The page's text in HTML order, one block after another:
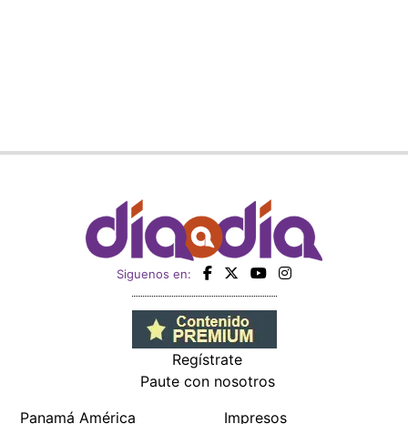
Siguenos en:
Regístrate
Paute con nosotros
Panamá América
Impresos